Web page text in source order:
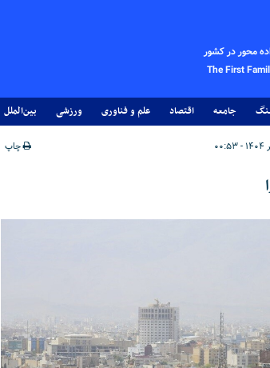
محور در کشور
The First
جامعه اقتصاد علم و فناوری ورزشی بین‌الملل
چاپ